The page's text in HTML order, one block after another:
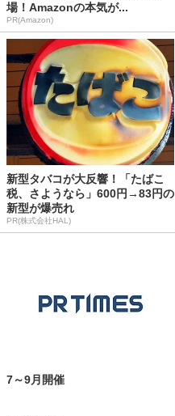
場！Amazonの本気が...
PR(Amazon)
新型タバコが大反響！「たばこ
税、さようなら」600円→83円の
新型が爆売れ
PR(株式会社HAL)
7～9月開催